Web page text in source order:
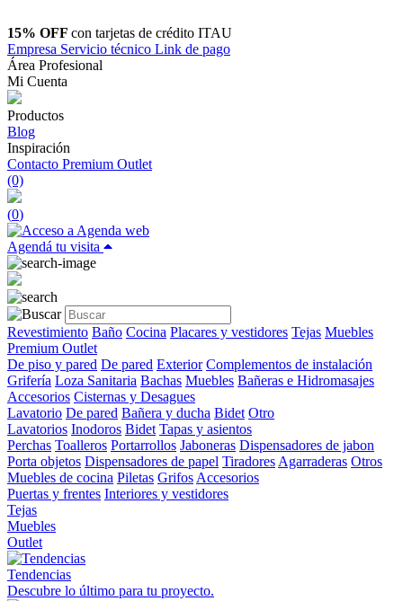
15% OFF con tarjetas de crédito ITAU
Empresa Servicio técnico Link de pago
Área Profesional
Mi Cuenta
Productos
Blog
Inspiración
Contacto Premium Outlet
(0)
(0)
Agendá tu visita
Revestimiento Baño Cocina Placares y vestidores Tejas Muebles
Premium Outlet
De piso y pared De pared Exterior Complementos de instalación
Grifería Loza Sanitaria Bachas Muebles Bañeras e Hidromasajes
Accesorios Cisternas y Desagues
Lavatorio De pared Bañera y ducha Bidet Otro
Lavatorios Inodoros Bidet Tapas y asientos
Perchas Toalleros Portarrollos Jaboneras Dispensadores de jabon
Porta objetos Dispensadores de papel Tiradores Agarraderas Otros
Muebles de cocina Piletas Grifos Accesorios
Puertas y frentes Interiores y vestidores
Tejas
Muebles
Outlet
Tendencias
Descubre lo último para tu proyecto.